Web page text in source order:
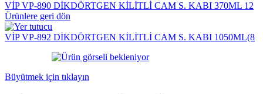
VİP VP-890 DİKDÖRTGEN KİLİTLİ CAM S. KABI 370ML 12
Ürünlere geri dön
VİP VP-892 DİKDÖRTGEN KİLİTLİ CAM S. KABI 1050ML(8
Büyütmek için tıklayın